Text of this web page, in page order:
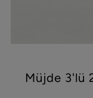
Müjde 3'lü